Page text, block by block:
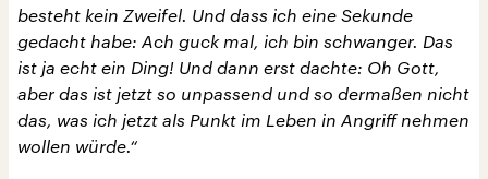
besteht kein Zweifel. Und dass ich eine Sekunde
gedacht habe: Ach guck mal, ich bin schwanger. Das
ist ja echt ein Ding! Und dann erst dachte: Oh Gott,
aber das ist jetzt so unpassend und so dermaßen nicht
das, was ich jetzt als Punkt im Leben in Angriff nehmen
wollen würde.“